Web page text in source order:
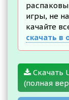
игры, не
качайте
скачать в
Скачать
(полная